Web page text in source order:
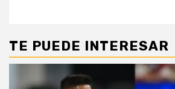
TE PUEDE INTERESAR